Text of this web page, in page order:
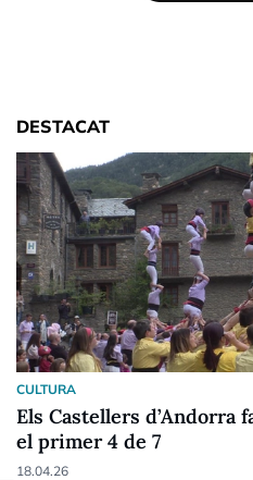
DESTACAT
CULTURA
Els Castellers d’Andorra
el primer 4 de 7
18.04.26